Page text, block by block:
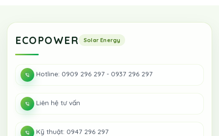
ECOPOWER
Hotline: 0909 296 297 - 0937 296 297
Liên hệ tư vấn
Kỹ thuật: 0947 296 297